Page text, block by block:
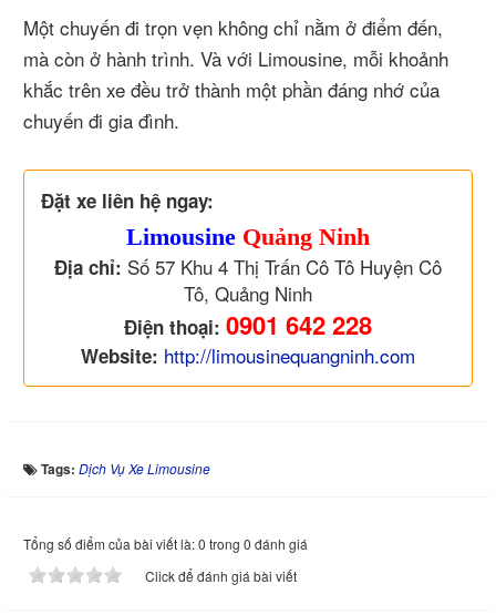
Một chuyến đi trọn vẹn không chỉ nằm ở điểm đến,
mà còn ở hành trình. Và với Limousine, mỗi khoảnh
khắc trên xe đều trở thành một phần đáng nhớ của
chuyến đi gia đình.
Đặt xe liên hệ ngay:
Limousine Quảng Ninh
Địa chỉ: Số 57 Khu 4 Thị Trấn Cô Tô Huyện Cô
Tô, Quảng Ninh
Điện thoại: 0901 642 228
Website: http://limousinequangninh.com
Tags: Dịch Vụ Xe Limousine
Tổng số điểm của bài viết là: 0 trong 0 đánh giá
Click để đánh giá bài viết